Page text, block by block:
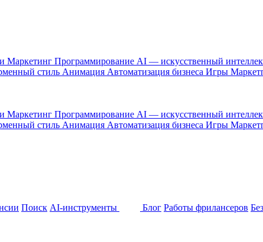
Маркетинг Программирование AI — искусственный
стиль Анимация Автоматизация бизнеса Игры
Маркетинг Программирование AI — искусственный
стиль Анимация Автоматизация бизнеса Игры
Поиск AI-инструменты Блог Работы фрилансеров